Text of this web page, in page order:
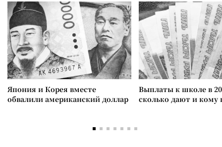
Япония и Корея вместе
обвалили американский доллар
Выплаты к школе в
сколько дают и